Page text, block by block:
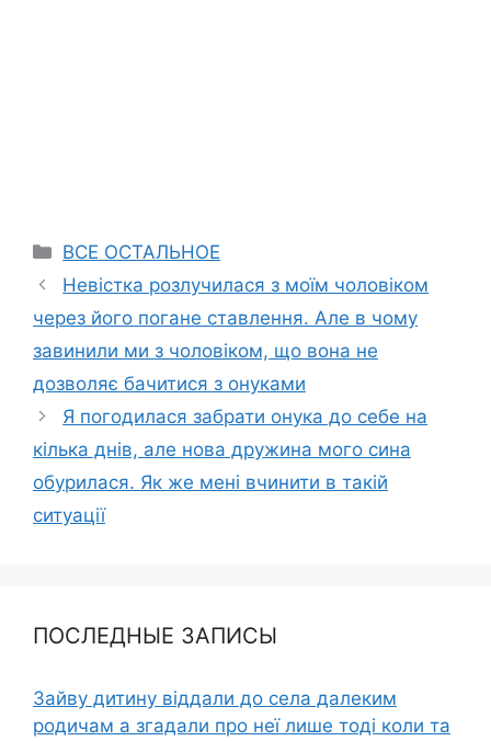
Categories
ВСЕ ОСТАЛЬНОЕ
Невістка розлучилася з моїм чоловіком
через його погане ставлення. Але в чому
завинили ми з чоловіком, що вона не
дозволяє бачитися з онуками
Я погодилася забрати онука до себе на
кілька днів, але нова дружина мого сина
обурилася. Як же мені вчинити в такій
ситуації
ПОСЛЕДНЫЕ ЗАПИСЫ
Зайву дитину віддали до села далеким
родичам а згадали про неї лише тоді коли та